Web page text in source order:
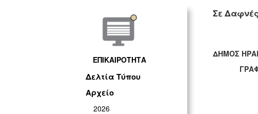
ΕΠΙΚΑΙΡΟΤΗΤΑ
Δελτία Τύπου
Αρχείο
2026
Σε
ΔΗΜΟΣ